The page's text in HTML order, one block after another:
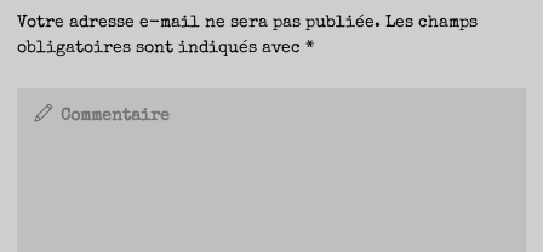
Votre adresse e-mail ne sera pas publiée. Les champs
obligatoires sont indiqués avec*